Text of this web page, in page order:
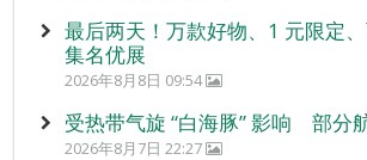
最后两天！万款好物、1 元限定
集名优展
2026年8月8日 09:54
受热带气旋 “白海豚” 影响 部分
2026年8月7日 22:27